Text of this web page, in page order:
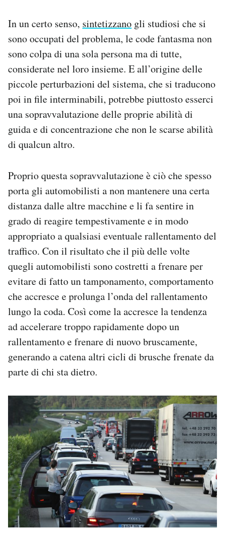
In un certo senso, sintetizzano gli studiosi che si
sono occupati del problema, le code fantasma non
sono colpa di una sola persona ma di tutte,
considerate nel loro insieme. E all’origine delle
piccole perturbazioni del sistema, che si traducono
poi in file interminabili, potrebbe piuttosto esserci
una sopravvalutazione delle proprie abilità di
guida e di concentrazione che non le scarse abilità
di qualcun altro.
Proprio questa sopravvalutazione è ciò che spesso
porta gli automobilisti a non mantenere una certa
distanza dalle altre macchine e li fa sentire in
grado di reagire tempestivamente e in modo
appropriato a qualsiasi eventuale rallentamento del
traffico. Con il risultato che il più delle volte
quegli automobilisti sono costretti a frenare per
evitare di fatto un tamponamento, comportamento
che accresce e prolunga l’onda del rallentamento
lungo la coda. Così come la accresce la tendenza
ad accelerare troppo rapidamente dopo un
rallentamento e frenare di nuovo bruscamente,
generando a catena altri cicli di brusche frenate da
parte di chi sta dietro.